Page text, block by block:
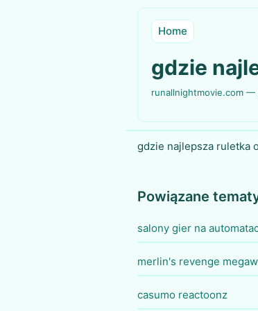
Home
gdzie
runallnightmovie.com —
gdzie najlepsza ruletka
Powiązane
salony gier na
merlin's revenge
casumo reactoonz